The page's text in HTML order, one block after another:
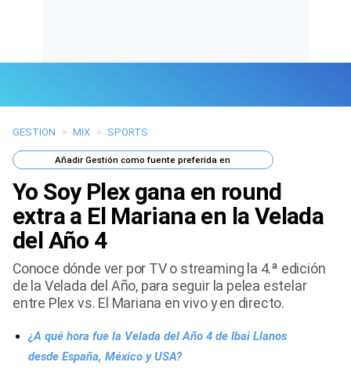
Últimas Noticias
Mi Bolsillo
Respuestas
Gente
Vida Laboral
GESTION > MIX > SPORTS
AñadirGestión como fuente preferida en
Yo Soy Plex gana en round
extra a El Mariana en la Velada
del Año 4
Conoce dónde ver por TV o streaming la 4.ª edición
de la Velada del Año, para seguir la pelea estelar
entre Plex vs. El Mariana en vivo y en directo.
¿A qué hora fue la Velada del Año 4 de Ibai Llanos
desde España, México y USA?